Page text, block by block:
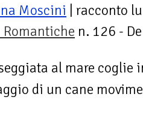
Moscini | racconto
Romantiche n. 126 -
al mare coglie
di un cane